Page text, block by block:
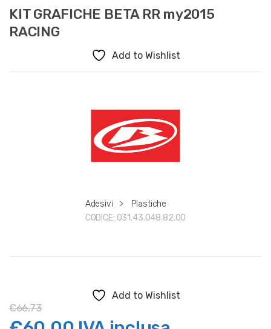
KIT GRAFICHE BETA RR my2015
RACING
Add to Wishlist
Adesivi >
Plastiche
CODICE: 031.43.048.82.00
Add to Wishlist
€66,73